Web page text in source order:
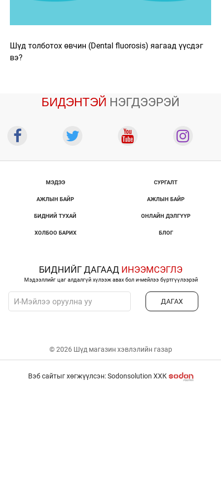
Шүд толботох өвчин (Dental fluorosis) яагаад үүсдэг
вэ?
БИДЭНТЭЙ НЭГДЭЭРЭЙ
МЭДЭЭ
АЖЛЫН БАЙР
БИДНИЙ ТУХАЙ
ХОЛБОО БАРИХ
СУРГАЛТ
АЖЛЫН БАЙР
ОНЛАЙН ДЭЛГҮҮР
БЛОГ
БИДНИЙГ ДАГААД ИНЭЭМСЭГЛЭ
Мэдээллийг цаг алдалгүй хүлээж авах бол и-мейлээ бүртгүүлээрэй
ДАГАХ
© 2026 Шүд магазин хэвлэлийн газар
Вэб сайтыг хөгжүүлсэн: Sodonsolution ХХК